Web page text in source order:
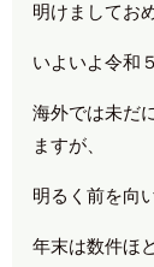
明けましてお
いよいよ令和
海外では未だ
ますが、
明るく前を向
年末は数件ほ